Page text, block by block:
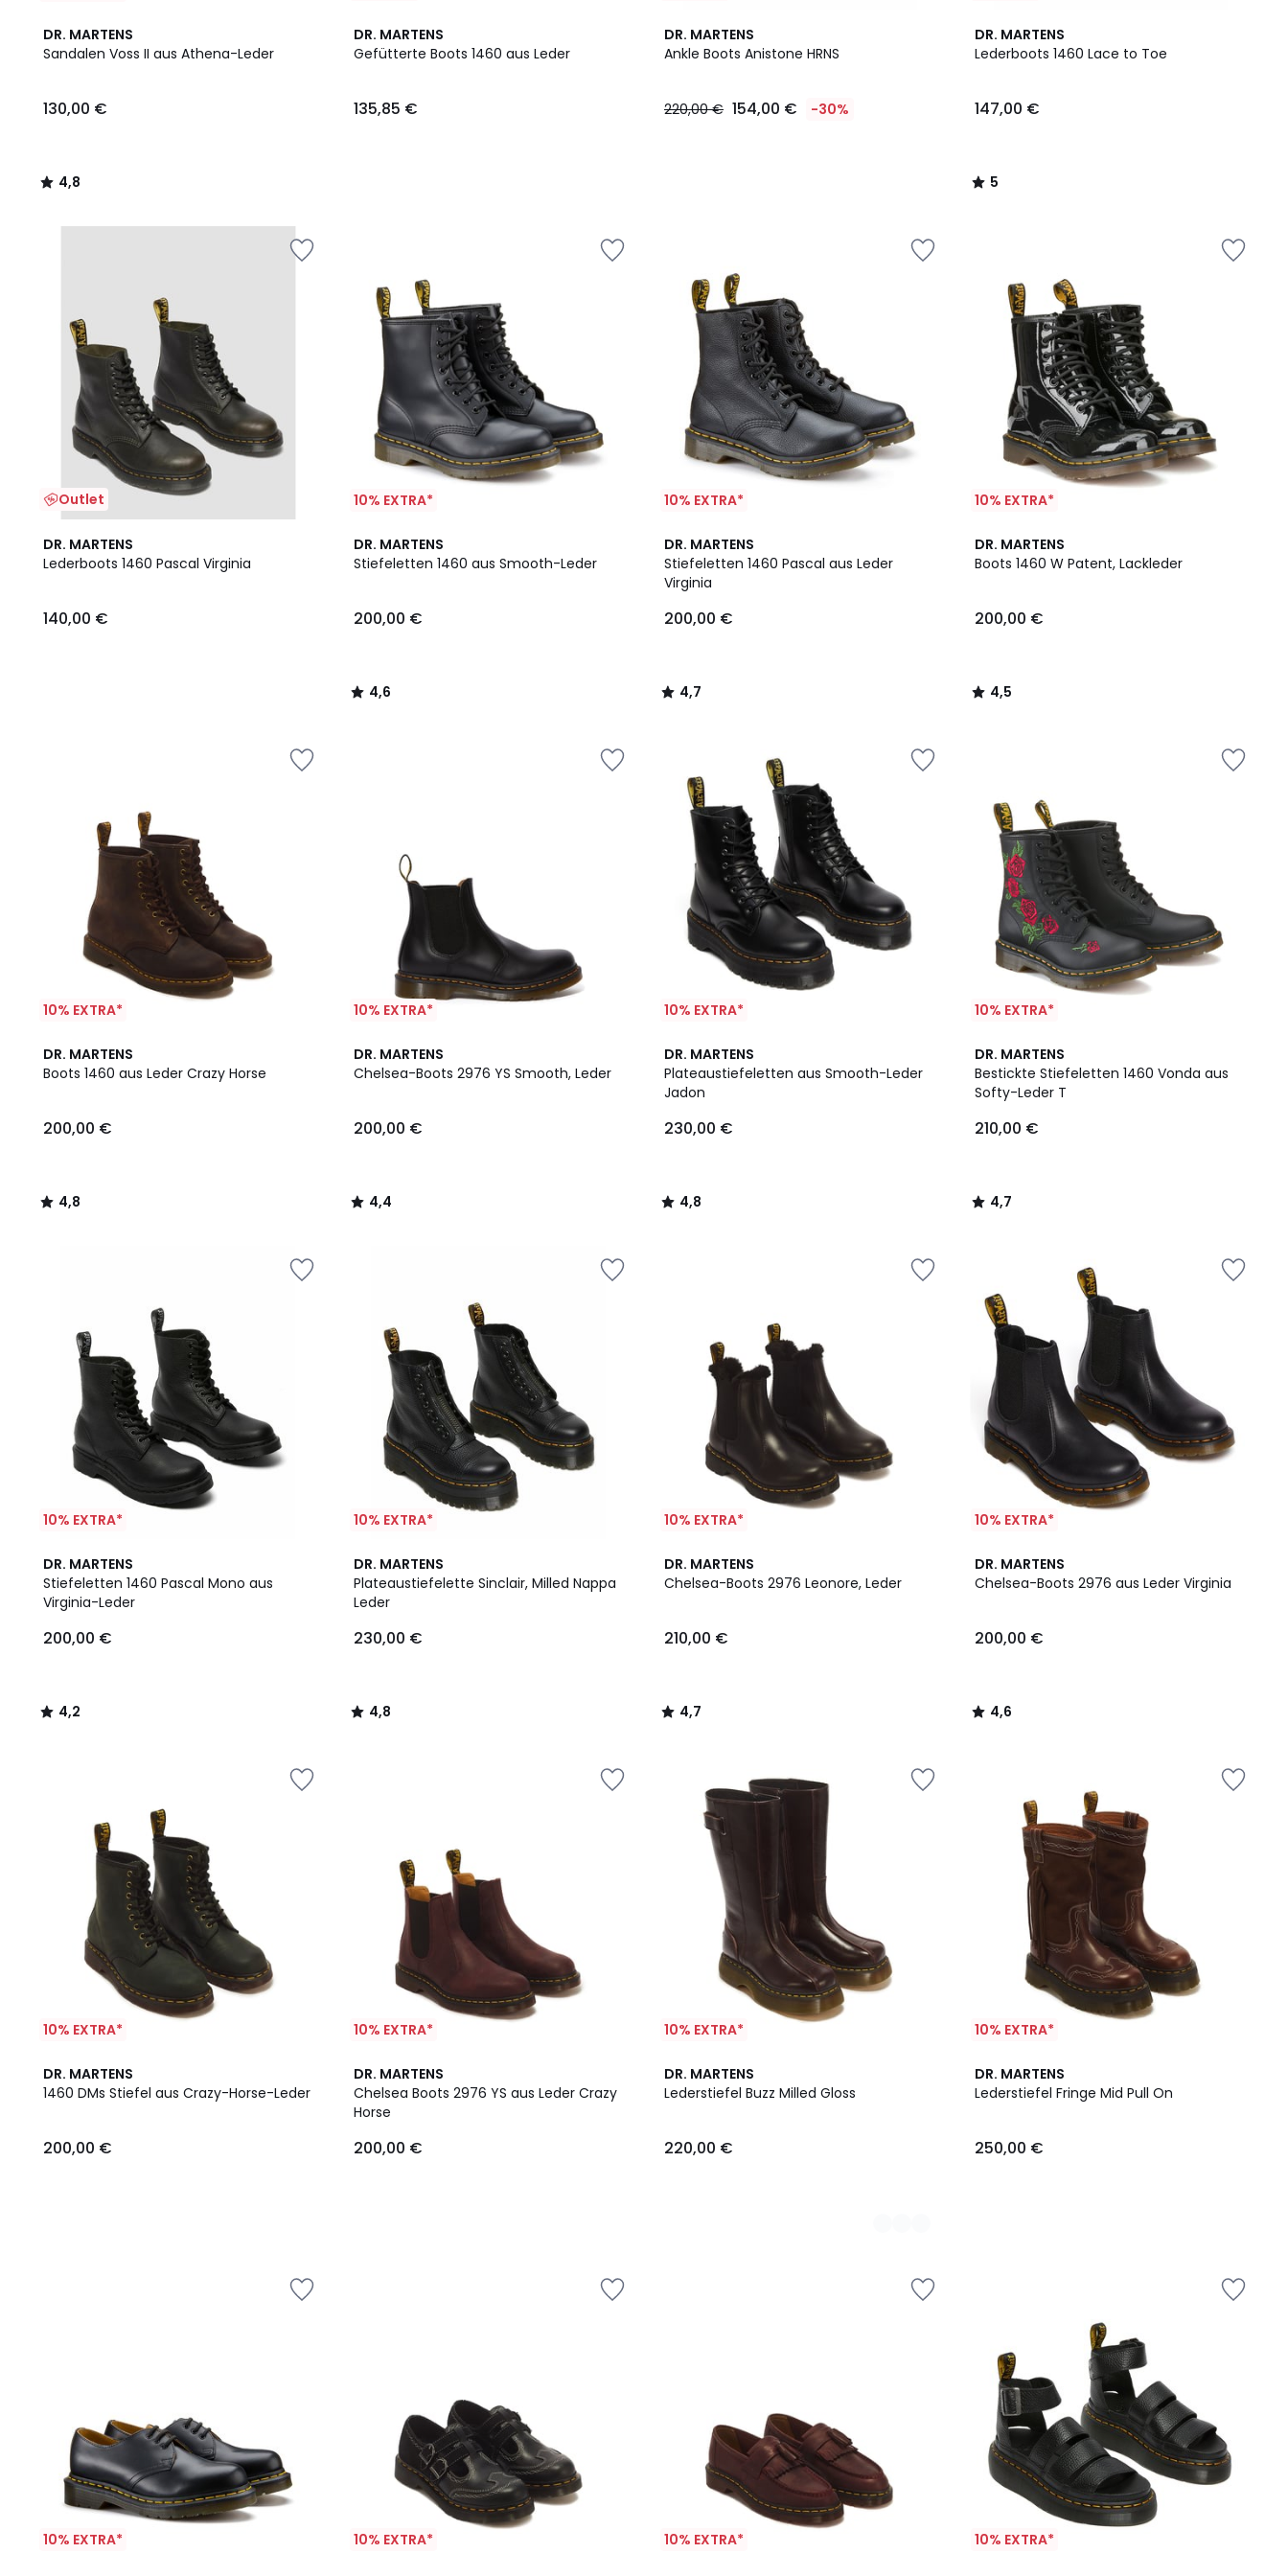
DR. MARTENS
Sandalen Voss II aus Athena-Leder
€.
130,00 €
4,8
/ 5
4,8
/
DR. MARTENS
Gefütterte Boots 1460 aus Leder
135,85 €
DR. MARTENS
Ankle Boots Anistone HRNS
220,00 € 154,00 € -30%
DR. MARTENS
Lederboots 1460 Lace to Toe
147,00 €
5
/
5
/
Outlet
DR. MARTENS
Lederboots 1460 Pascal Virginia
140,00 €
10% EXTRA*
DR. MARTENS
Stiefeletten 1460 aus Smooth-Leder
200,00 €
4,6
/ 5
4,6
/
10% EXTRA*
DR. MARTENS
Stiefeletten 1460 Pascal aus Leder
Virginia
200,00 €
4,7
/ 5
4,7
/
10% EXTRA*
DR. MARTENS
Boots 1460 W Patent, Lackleder
200,00 €
4,5
/ 5
4,5
/
10% EXTRA*
DR. MARTENS
Boots 1460 aus Leder Crazy Horse
200,00 €
4,8
/ 5
4,8
/
10% EXTRA*
DR. MARTENS
Chelsea-Boots 2976 YS Smooth, Leder
200,00 €
4,4
/ 5
4,4
/
10% EXTRA*
DR. MARTENS
Plateaustiefeletten aus Smooth-Leder
Jadon
230,00 €
4,8
/ 5
4,8
/
10% EXTRA*
DR. MARTENS
Bestickte Stiefeletten 1460 Vonda aus
Softy-Leder T
210,00 €
4,7
/ 5
4,7
/
10% EXTRA*
DR. MARTENS
Stiefeletten 1460 Pascal Mono aus
Virginia-Leder
200,00 €
4,2
/ 5
4,2
/
10% EXTRA*
DR. MARTENS
Plateaustiefelette Sinclair, Milled Nappa
Leder
230,00 €
4,8
/ 5
4,8
/
10% EXTRA*
DR. MARTENS
Chelsea-Boots 2976 Leonore, Leder
210,00 €
4,7
/ 5
4,7
/
10% EXTRA*
DR. MARTENS
Chelsea-Boots 2976 aus Leder Virginia
200,00 €
4,6
/ 5
4,6
/
10% EXTRA*
DR. MARTENS
1460 DMs Stiefel aus Crazy-Horse-Leder
200,00 €
10% EXTRA*
DR. MARTENS
Chelsea Boots 2976 YS aus Leder Crazy
Horse
200,00 €
10% EXTRA*
DR. MARTENS
Lederstiefel Buzz Milled Gloss
220,00 €
2
Farben
10% EXTRA*
DR. MARTENS
Lederstiefel Fringe Mid Pull On
250,00 €
10% EXTRA* 10% EXTRA* 10% EXTRA* 10% EXTRA*